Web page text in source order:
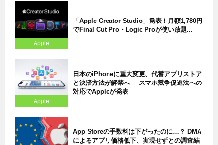
Apple
「Apple Creator Studio」発表！月額1,780円
でFinal Cut Pro・Logic Proが使い放題...
Apple
日本のiPhoneに重大変更、代替アプリストア
と決済方法が解禁へ──スマホ競争促進法への
対応でAppleが発表
App Storeの手数料は下がったのに…？ DMA
によるアプリ価格低下、実現せずとの調査結